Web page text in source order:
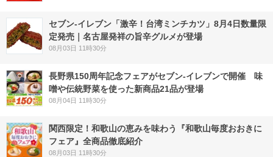
セブン-イレブン「激辛！台湾ミンチカツ」8月4日数量限
定発売｜名古屋発祥の旨辛グルメが登場
08月03日 11時30分
長野県150周年記念フェアがセブン-イレブンで開催 味
噌や伝統野菜を使った新商品21品が登場
08月04日 11時30分
関西限定！和歌山の恵みを味わう『和歌山毎度おおきに
フェア』全商品徹底紹介
08月03日 11時30分